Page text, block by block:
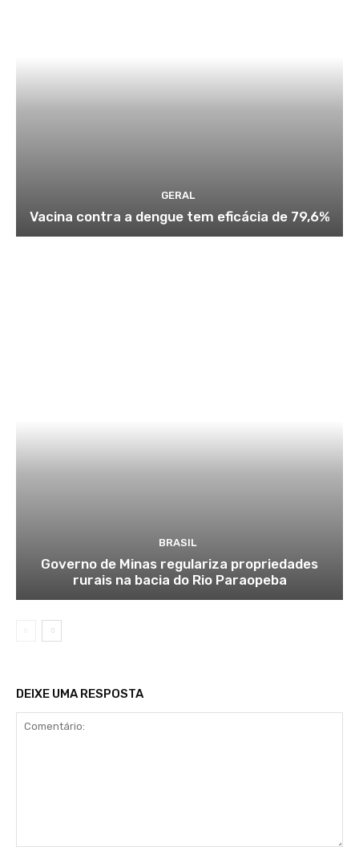
GERAL
Vacina contra a dengue tem eficácia de 79,6%
BRASIL
Governo de Minas regulariza propriedades
rurais na bacia do Rio Paraopeba
DEIXE UMA RESPOSTA